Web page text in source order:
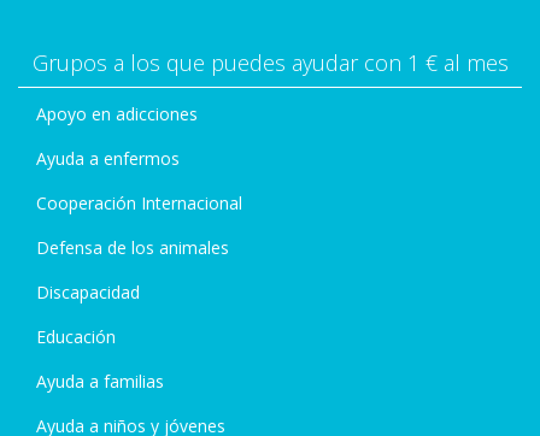
Grupos a los que puedes ayudar con 1 € al mes
Apoyo en adicciones
Ayuda a enfermos
Cooperación Internacional
Defensa de los animales
Discapacidad
Educación
Ayuda a familias
Ayuda a niños y jóvenes